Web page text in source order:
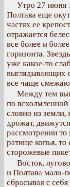
Утро 27 июня
Полтава еще
частях ее
отражается
все более и
горизонта.
уже какое-то
выглядывающих
все чаще
Между тем
по всхолмленной
словно из земли,
дрожат,
рассмотрении
ратище копья,
сторожевые
Восток,
и Полтава мало-
сбрасывая с